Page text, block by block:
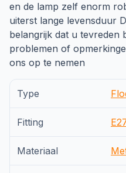
en de lamp zelf enorm
uiterst lange levensduur
belangrijk dat u tevreden
problemen of
ons op te nemen
Type
Fitting
Materiaal